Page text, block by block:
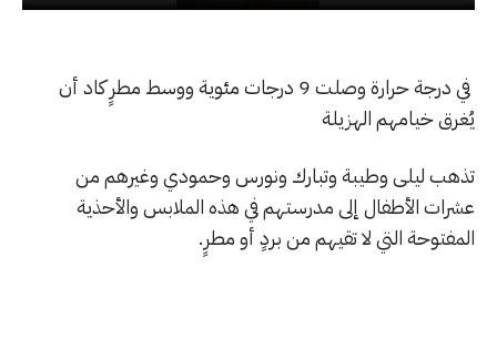
في درجة حرارة وصلت 9 درجات مئوية ووسط مطرٍ كاد أن
يُغرق خيامهم الهزيلة
تذهب ليلى وطيبة وتبارك ونورس وحمودي وغيرهم من
عشرات الأطفال إلى مدرستهم في هذه الملابس والأحذية
المفتوحة التي لا تقيهم من بردٍ أو مطرٍ.